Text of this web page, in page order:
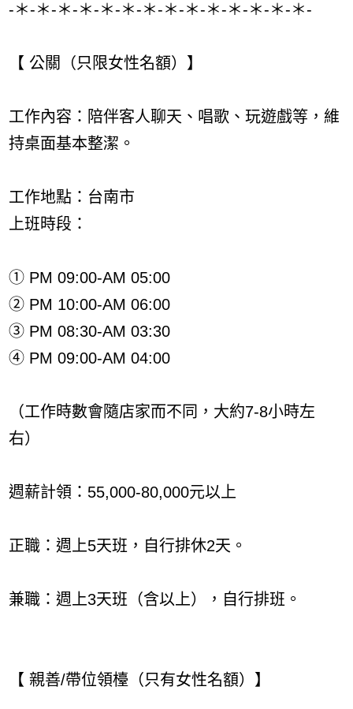
-＊-＊-＊-＊-＊-＊-＊-＊-＊-＊-＊-＊-＊-＊-
【 公關（只限女性名額）】
工作內容：陪伴客人聊天、唱歌、玩遊戲等，維
持桌面基本整潔。
工作地點：台南市
上班時段：
① PM 09:00-AM 05:00
② PM 10:00-AM 06:00
③ PM 08:30-AM 03:30
④ PM 09:00-AM 04:00
（工作時數會隨店家而不同，大約7-8小時左
右）
週薪計領：55,000-80,000元以上
正職：週上5天班，自行排休2天。
兼職：週上3天班（含以上），自行排班。
【 親善/帶位領檯（只有女性名額）】